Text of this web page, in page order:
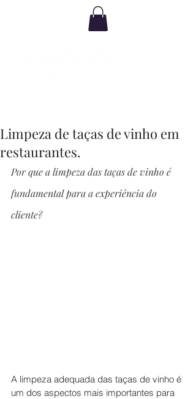
Limpeza de taças de vinho em
restaurantes.
Por que a limpeza das taças de vinho é
fundamental para a experiência do
cliente?
A limpeza adequada das taças de vinho é
um dos aspectos mais importantes para